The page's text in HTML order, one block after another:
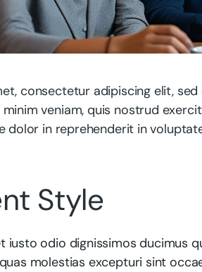
consectetur adipiscing elit,
veniam, quis nostrud
dolor in reprehenderit in
Style
iusto odio dignissimos ducimus
molestias excepturi sint